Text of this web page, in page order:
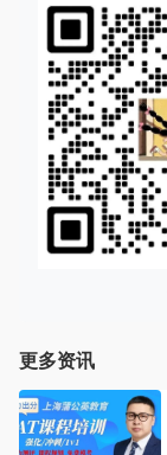
更多资讯